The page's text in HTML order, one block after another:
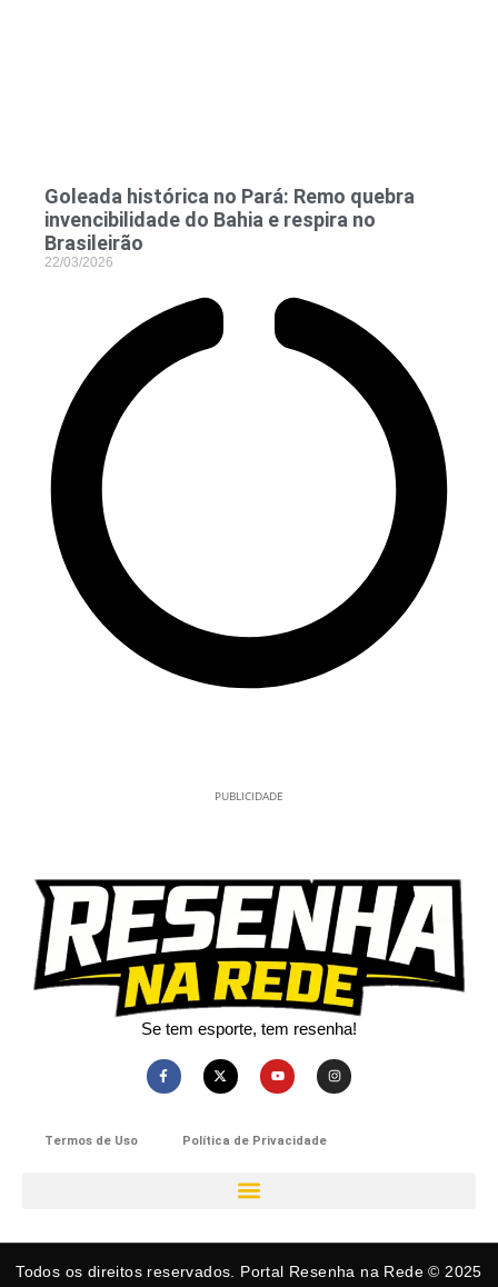
Goleada histórica no Pará: Remo quebra
invencibilidade do Bahia e respira no
Brasileirão
22/03/2026
PUBLICIDADE
Se tem esporte, tem resenha!​
Termos de Uso Política de Privacidade
Todos os direitos reservados. Portal Resenha na Rede © 2025